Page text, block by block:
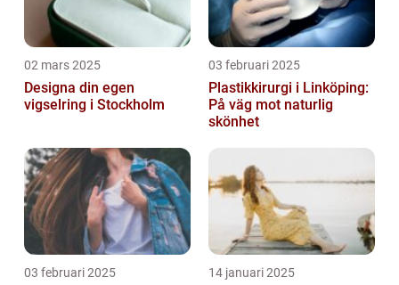
02 mars 2025
Designa din egen
vigselring i Stockholm
03 februari 2025
Plastikkirurgi i Linköping:
På väg mot naturlig
skönhet
03 februari 2025 14 januari 2025